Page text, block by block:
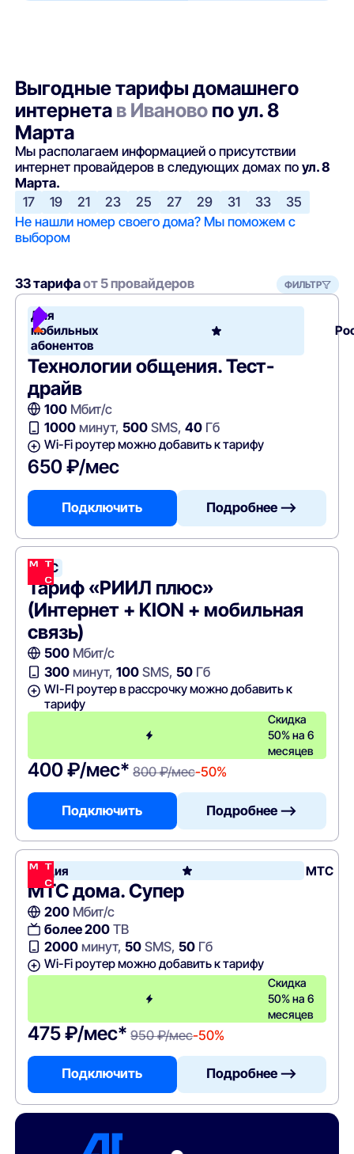
Выгодные тарифы домашнего
интернета в Иваново по ул. 8
Марта
Мы располагаем информацией о присутствии
интернет провайдеров в следующих домах поул. 8
Марта.
17
19 21 23 25 27 29 31 33
35
Не нашли номер своего дома? Мы поможем с
выбором
33 тарифаот 5 провайдеров ФИЛЬТР
Для
мобильных
абонентов
Технологии общения. Тест-
драйв
100Мбит/с
1000минут, 500SMS, 40Гб
Wi-Fi роутер можно добавить к тарифу
650 ₽/мес
Подключить Подробнее —>
МТС
Тариф «РИИЛ плюс»
(Интернет + KION + мобильная
связь)
500Мбит/с
300минут, 100SMS, 50Гб
WI-FI роутер в рассрочку можно добавить к
тарифу
Скидка
50% на 6
месяцев
400 ₽/мес* 800 ₽/мес-50%
Подключить Подробнее —>
Акция МТС
МТС дома. Супер
200Мбит/с
более 200ТВ
2000минут, 50SMS, 50Гб
Wi-Fi роутер можно добавить к тарифу
Скидка
50% на 6
месяцев
475 ₽/мес* 950 ₽/мес-50%
Подключить Подробнее —>